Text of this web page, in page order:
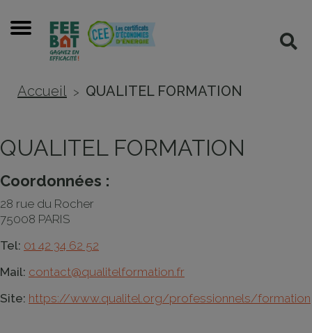
Menu
Accueil > QUALITEL FORMATION
QUALITEL FORMATION
Coordonnées :
28 rue du Rocher
75008 PARIS
Tel: 01 42 34 62 52
Mail: contact@qualitelformation.fr
Site: https://www.qualitel.org/professionnels/formation